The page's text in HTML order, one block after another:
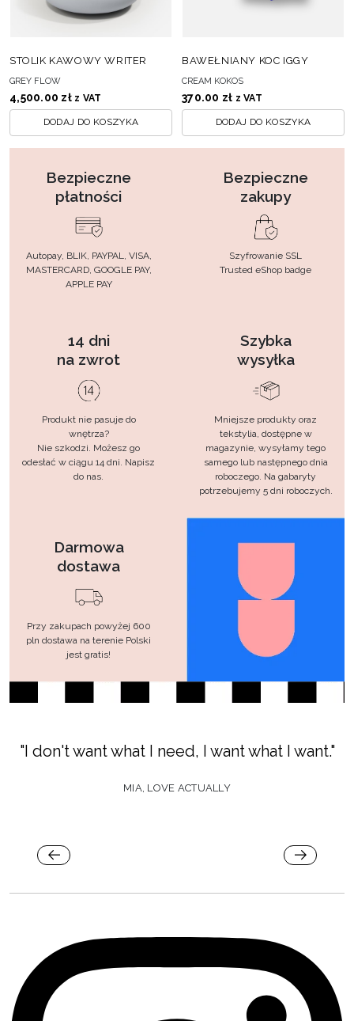
STOLIK KAWOWY WRITER
GREY FLOW
4,500.00 zł z VAT
DODAJ DO KOSZYKA
BAWEŁNIANY KOC IGGY
CREAM KOKOS
370.00 zł z VAT
DODAJ DO KOSZYKA
Bezpieczne
płatności
Autopay, BLIK, PAYPAL, VISA,
MASTERCARD, GOOGLE PAY,
APPLE PAY
Bezpieczne
zakupy
Szyfrowanie SSL
Trusted eShop badge
14 dni
na zwrot
Produkt nie pasuje do
wnętrza?
Nie szkodzi. Możesz go
odesłać w ciągu 14 dni. Napisz
do nas.
Szybka
wysyłka
Mniejsze produkty oraz
tekstylia, dostępne w
magazynie, wysyłamy tego
samego lub następnego dnia
roboczego. Na gabaryty
potrzebujemy 5 dni roboczych.
Darmowa
dostawa
Przy zakupach powyżej 600
pln dostawa na terenie Polski
jest gratis!
"I don't want what I need, I want what I want."
MIA, LOVE ACTUALLY